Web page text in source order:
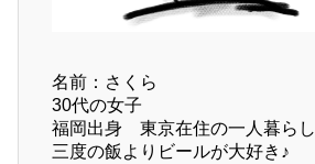
名前：さくら
30代の女子
福岡出身 東京在住の一人暮らし
三度の飯よりビールが大好き♪